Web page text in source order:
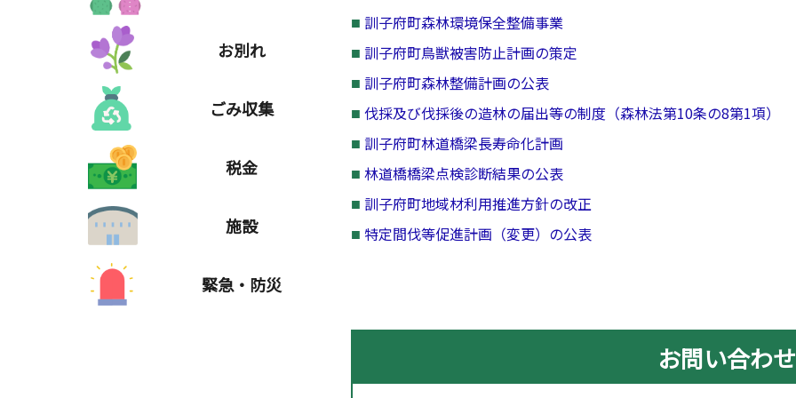
訓子府町森林環境保全整備事業
訓子府町鳥獣被害防止計画の策定
訓子府町森林整備計画の公表
伐採及び伐採後の造林の届出等の制度（森林法第10条の8第1項）
訓子府町林道橋梁長寿命化計画
林道橋橋梁点検診断結果の公表
訓子府町地域材利用推進方針の改正
特定間伐等促進計画（変更）の公表
お問い合わせ
お別れ
ごみ収集
税金
施設
緊急・防災